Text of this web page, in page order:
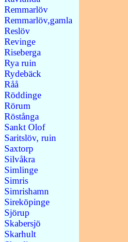
Remmarlöv
Remmarlöv,gamla
Reslöv
Revinge
Riseberga
Rya ruin
Rydebäck
Råå
Röddinge
Rörum
Röstånga
Sankt Olof
Saritslöv, ruin
Saxtorp
Silvåkra
Simlinge
Simris
Simrishamn
Sireköpinge
Sjörup
Skabersjö
Skarhult